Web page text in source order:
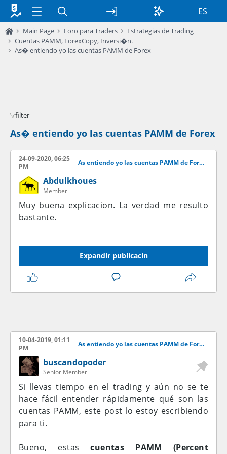
ES
Main Page Foro para Traders
Estrategias de Trading
Cuentas PAMM, ForexCopy, Inversi�n.
As� entiendo yo las cuentas PAMM de Forex
filter
As� entiendo yo las cuentas PAMM de Forex
24-09-2020, 06:25
PM
As entiendo yo las cuentas PAMM de Forex
Abdulkhoues
Member
Muy buena explicacion. La verdad me resulto
bastante.
Expandir publicacin
10-04-2019, 01:11
PM
As entiendo yo las cuentas PAMM de Forex
buscandopoder
Senior Member
Si llevas tiempo en el trading y aún no se te
hace fácil entender rápidamente qué son las
cuentas PAMM, este post lo estoy escribiendo
para ti.
Bueno, estascuentas PAMM (Percent